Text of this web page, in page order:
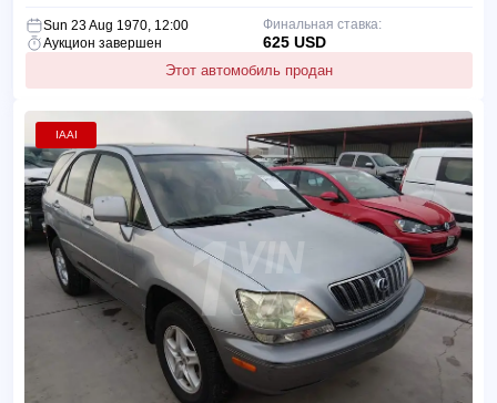
Sun 23 Aug 1970, 12:00
Аукцион завершен
Этот автомобиль продан
Финальная ставка:
625 USD
IAAI